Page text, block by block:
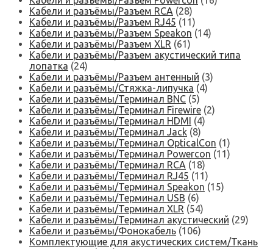
Кабели и разъёмы/Разъем RCA (28)
Кабели и разъёмы/Разъем RJ45 (11)
Кабели и разъёмы/Разъем Speakon (14)
Кабели и разъёмы/Разъем XLR (61)
Кабели и разъёмы/Разъем акустический типа
лопатка (24)
Кабели и разъёмы/Разъем антенный (3)
Кабели и разъёмы/Стяжка-липучка (4)
Кабели и разъёмы/Терминал BNC (5)
Кабели и разъёмы/Терминал Firewire (2)
Кабели и разъёмы/Терминал HDMI (4)
Кабели и разъёмы/Терминал Jack (8)
Кабели и разъёмы/Терминал OpticalCon (1)
Кабели и разъёмы/Терминал Powercon (11)
Кабели и разъёмы/Терминал RCA (18)
Кабели и разъёмы/Терминал RJ45 (11)
Кабели и разъёмы/Терминал Speakon (15)
Кабели и разъёмы/Терминал USB (6)
Кабели и разъёмы/Терминал XLR (54)
Кабели и разъёмы/Терминал акустический (29)
Кабели и разъёмы/Фонокабель (106)
Комплектующие для акустических систем/Ткань